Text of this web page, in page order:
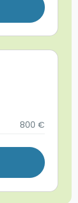
800 €